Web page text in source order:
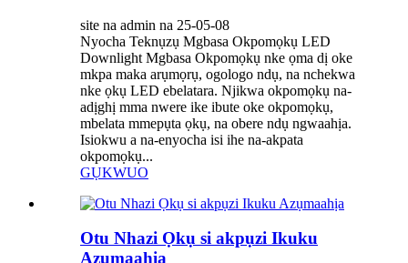
site na admin na 25-05-08
Nyocha Teknụzụ Mgbasa Okpomọkụ LED
Downlight Mgbasa Okpomọkụ nke ọma dị oke
mkpa maka arụmọrụ, ogologo ndụ, na nchekwa
nke ọkụ LED ebelatara. Njikwa okpomọkụ na-
adịghị mma nwere ike ibute oke okpomọkụ,
mbelata mmepụta ọkụ, na obere ndụ ngwaahịa.
Isiokwu a na-enyocha isi ihe na-akpata
okpomọkụ...
GỤKWUO
Otu Nhazi Ọkụ si akpụzi Ikuku
Azụmaahịa